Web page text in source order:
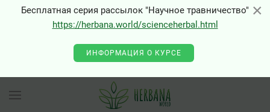
×
Бесплатная серия рассылок "Научное травничество"
https://herbana.world/scienceherbal.html
ИНФОРМАЦИЯ О КУРСЕ
×